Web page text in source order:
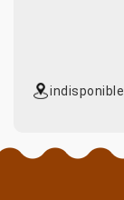
indisponible